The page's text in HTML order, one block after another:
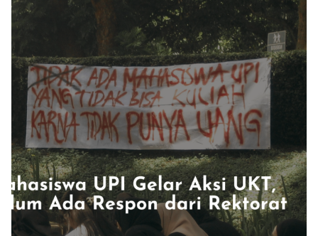
KABAR KAMPUS
MOKAKU UPI 2021: Pendidikan Di Era Society 5.0